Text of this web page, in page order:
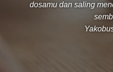
dosamu dan saling